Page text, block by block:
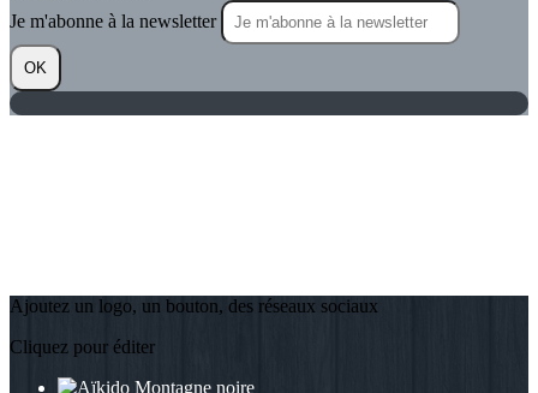
Je m'abonne à la newsletter
OK
Ajoutez un logo, un bouton, des réseaux sociaux
Cliquez pour éditer